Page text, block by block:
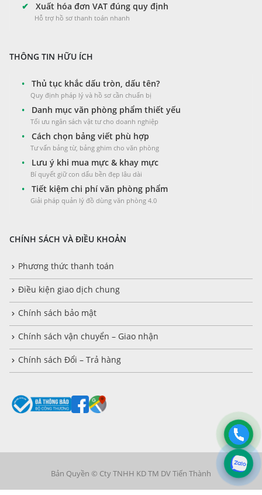
✔ Xuất hóa đơn VAT đúng quy định
Hỗ trợ hồ sơ thanh toán nhanh
THÔNG TIN HỮU ÍCH
• Thủ tục khắc dấu tròn, dấu tên?
Quy định pháp lý và hồ sơ cần chuẩn bị
• Danh mục văn phòng phẩm thiết yếu
Tối ưu ngân sách vật tư cho doanh nghiệp
• Cách chọn bảng viết phù hợp
Tư vấn bảng từ, bảng ghim cho văn phòng
• Lưu ý khi mua mực & khay mực
Bí quyết giữ con dấu bền đẹp lâu dài
• Tiết kiệm chi phí văn phòng phẩm
Giải pháp quản lý đồ dùng văn phòng 4.0
CHÍNH SÁCH VÀ ĐIỀU KHOẢN
Phương thức thanh toán
Điều kiện giao dịch chung
Chính sách bảo mật
Chính sách vận chuyển – Giao nhận
Chính sách Đổi – Trả hàng
Bản Quyền © Cty TNHH KD TM DV Tiến Thành